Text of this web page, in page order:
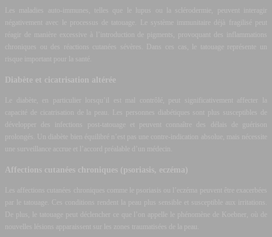
Les maladies auto-immunes, telles que le lupus ou la sclérodermie, peuvent interagir
négativement avec le processus de tatouage. Le système immunitaire déjà fragilisé peut
réagir de manière excessive à l’introduction de pigments, provoquant des inflammations
chroniques ou des réactions cutanées sévères. Dans ces cas, le tatouage représente un
risque important pour la santé.
Diabète et cicatrisation altérée
Le diabète, en particulier lorsqu’il est mal contrôlé, peut significativement affecter la
capacité de cicatrisation de la peau. Les personnes diabétiques sont plus susceptibles de
développer des infections post-tatouage et peuvent connaître des délais de guérison
prolongés. Un diabète bien équilibré n’est pas une contre-indication absolue, mais nécessite
une surveillance accrue et l’accord préalable d’un médecin.
Affections cutanées chroniques (psoriasis, eczéma)
Les affections cutanées chroniques comme le psoriasis ou l’eczéma peuvent être exacerbées
par le tatouage. Ces conditions rendent la peau plus sensible et susceptible aux irritations.
De plus, le tatouage peut déclencher ce que l’on appelle le phénomène de Koebner, où de
nouvelles lésions apparaissent sur les zones traumatisées de la peau.